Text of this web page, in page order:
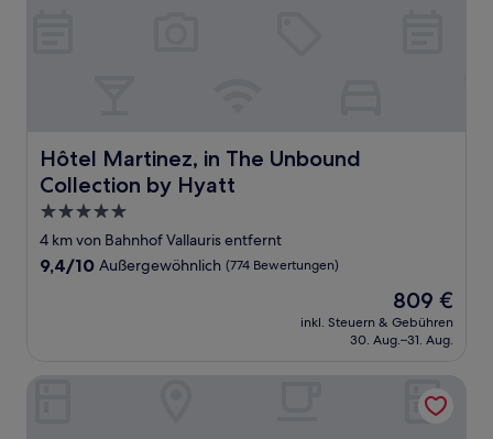
Hôtel Martinez, in The Unbound
Collection by Hyatt
Hôtel Martinez, in The Unbound Collection by Hyatt
5.0-
Sterne-
Unterkunft
4 km von Bahnhof Vallauris entfernt
9.4
9,4/10 Außergewöhnlich (774 Bewertungen)
Der
Preis
beträgt
809 €
inkl. Steuern & Gebühren
30. Aug.–31. Aug.